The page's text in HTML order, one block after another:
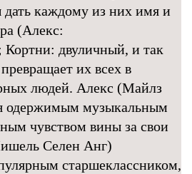
дать каждому из них имя и
(Алекс:
двуличный, и так
их всех в
людей. Алекс (Майлз
одержимым музыкальным
чувством вины за свои
Селен Анг)
старшеклассником,